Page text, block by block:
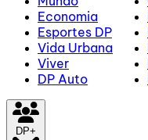
Economia
Esportes DP
Vida Urbana
Viver
DP Auto
DP+